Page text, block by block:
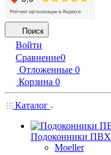
Поиск
Войти
Сравнение0
Отложенные 0
Корзина 0
Каталог
Подоконники ПВХ
Moeller